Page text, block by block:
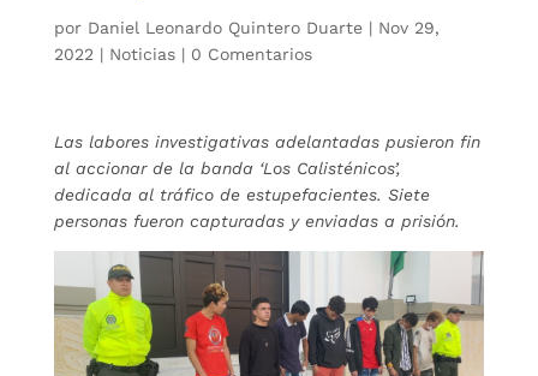
por Daniel Leonardo Quintero Duarte| Nov 29,
2022 | Noticias| 0 Comentarios
Las labores investigativas adelantadas pusieron fin
al accionar de la banda ‘Los Calisténicos’,
dedicada al tráfico de estupefacientes. Siete
personas fueron capturadas y enviadas a prisión.